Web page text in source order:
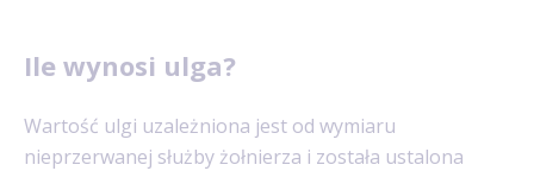
Ile wynosi ulga?
Wartość ulgi uzależniona jest od wymiaru
nieprzerwanej służby żołnierza i została ustalona